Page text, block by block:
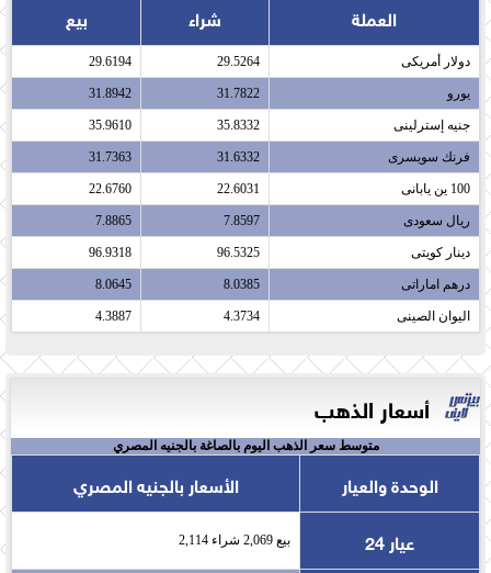
العملة شراء بيع
دولار أمريكى​ 29.5264
29.6194
يورو​ 31.7822
31.8942
جنيه إسترلينى​ 35.8332
35.9610
فرنك سويسرى​ 31.6332
31.7363
100 ين يابانى​ 22.6031
22.6760
ريال سعودى​ 7.8597
7.8865
دينار كويتى​ 96.5325
96.9318
درهم اماراتى​ 8.0385
8.0645
اليوان الصينى​ 4.3734
4.3887
أسعار الذهب
متوسط سعر الذهب اليوم بالصاغة بالجنيه المصري
الوحدة والعيار
الأسعار بالجنيه المصري
عيار 24
بيع 2,069 شراء 2,114